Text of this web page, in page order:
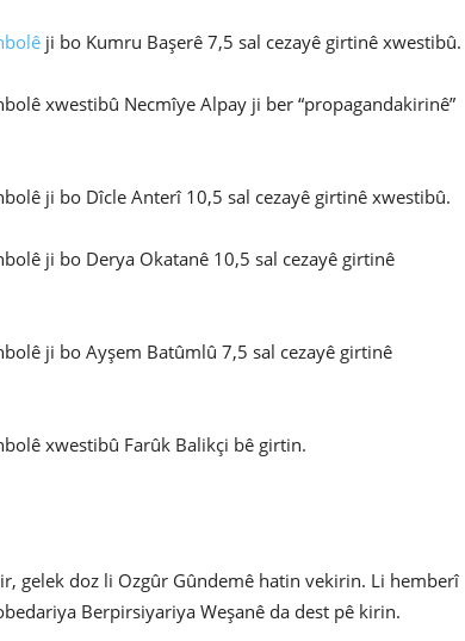
ji bo Kumru Başerê 7,5 sal cezayê girtinê xwestibû.
xwestibû Necmîye Alpay ji ber “propagandakirinê”
ji bo Dîcle Anterî 10,5 sal cezayê girtinê xwestibû.
ji bo Derya Okatanê 10,5 sal cezayê girtinê
ji bo Ayşem Batûmlû 7,5 sal cezayê girtinê
xwestibû Farûk Balikçi bê girtin.
gelek doz li Ozgûr Gûndemê hatin vekirin. Li hemberî
Berpirsiyariya Weşanê da dest pê kirin.